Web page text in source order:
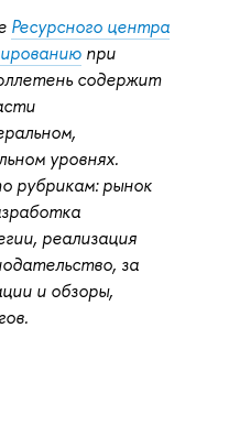
Ресурсного центра
при
содержит
уровнях.
рубрикам: рынок
реализация
за
и обзоры,